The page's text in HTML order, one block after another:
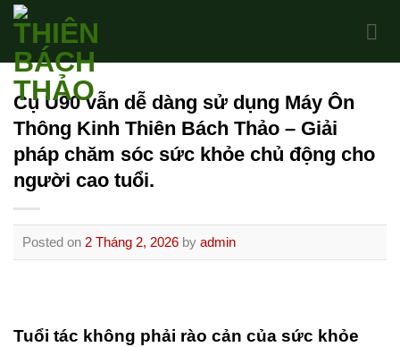
Skip
content
Cụ U90 vẫn dễ dàng sử dụng Máy Ôn
Thông Kinh Thiên Bách Thảo – Giải
pháp chăm sóc sức khỏe chủ động cho
người cao tuổi.
Posted on 2 Tháng 2, 2026 by admin
Tuổi tác không phải rào cản của sức khỏe